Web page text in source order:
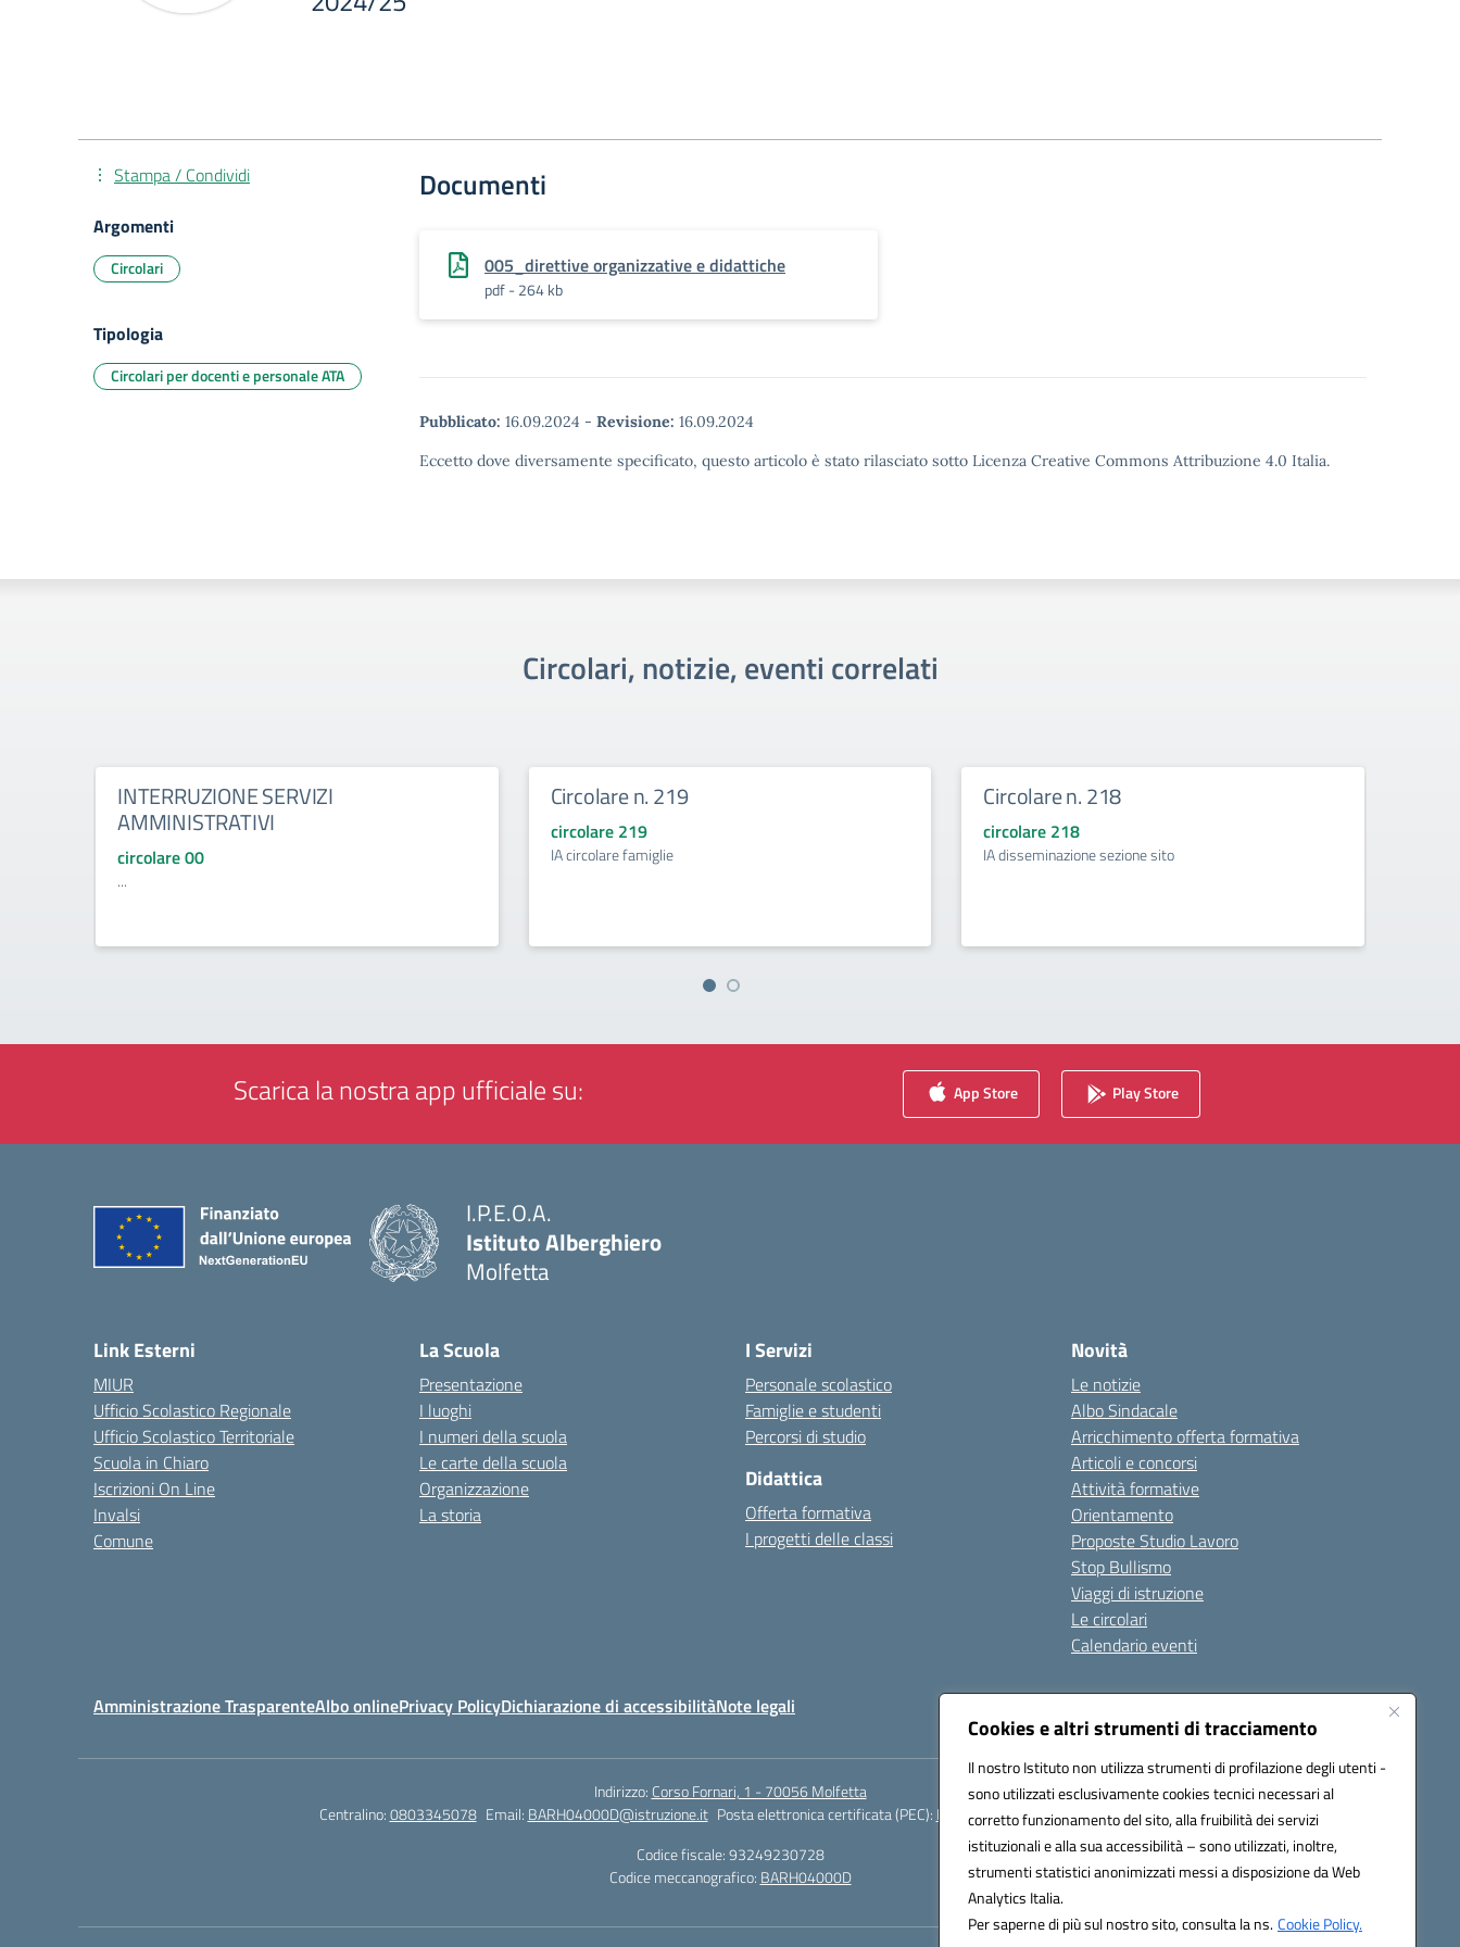
Cookies e altri strumenti di tracciamento
Il nostro Istituto non utilizza strumenti di profilazione degli utenti -
sono utilizzati esclusivamente cookies tecnici necessari al
corretto funzionamento del sito, alla fruibilità dei servizi
istituzionali e alla sua accessibilità – sono utilizzati, inoltre,
strumenti statistici anonimizzati messi a disposizione da Web
Analytics Italia.
Per saperne di più sul nostro sito, consulta la ns.Cookie Policy.
Documenti
005_direttive organizzative e didattiche
pdf - 264 kb
Pubblicato: 16.09.2024 - Revisione: 16.09.2024
Eccetto dove diversamente specificato, questo articolo è stato rilasciato sotto Licenza Creative Commons Attribuzione 4.0 Italia.
Stampa / Condividi
Argomenti
Circolari
Tipologia
Circolari per docenti e personale ATA
Circolari, notizie, eventi correlati
INTERRUZIONE SERVIZI
AMMINISTRATIVI
circolare 00
...
Circolare n. 219
circolare 219
IA circolare famiglie
Circolare n. 218
circolare 218
IA disseminazione sezione sito
Scarica la nostra app ufficiale su: App Store Play Store
I.P.E.O.A.
Istituto Alberghiero
Molfetta
Link Esterni
MIUR
Ufficio Scolastico Regionale
Ufficio Scolastico Territoriale
Scuola in Chiaro
Iscrizioni On Line
Invalsi
Comune
La Scuola
Presentazione
I luoghi
I numeri della scuola
Le carte della scuola
Organizzazione
La storia
I Servizi
Personale scolastico
Famiglie e studenti
Percorsi di studio
Didattica
Offerta formativa
I progetti delle classi
Novità
Le notizie
Albo Sindacale
Arricchimento offerta formativa
Articoli e concorsi
Attività formative
Orientamento
Proposte Studio Lavoro
Stop Bullismo
Viaggi di istruzione
Le circolari
Calendario eventi
Amministrazione TrasparenteAlbo onlinePrivacy PolicyDichiarazione di accessibilitàNote legali Seguici su:
Indirizzo: Corso Fornari, 1 - 70056 Molfetta
Centralino:0803345078 Email: BARH04000D@istruzione.it Posta elettronica certificata (PEC): BARH04000D@pec.istruzione.it
Codice fiscale: 93249230728
Codice meccanografico: BARH04000D